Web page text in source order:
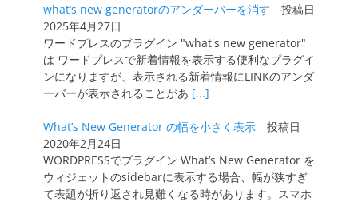
what’s new generatorのアンダーバーを消す
投稿日
2025年4月27日
ワードプレスのプラグイン "what's new generator"
は ワードプレスで新着情報を表示する便利なプラグイ
ンになりますが、表示される新着情報にLINKのアンダ
ーバーが表示されることがあ [...]
What’s New Generator の幅を小さく表示
投稿日
2020年2月24日
WORDPRESSでプラグイン What’s New Generator を
ウィジェットのsidebarに表示する場合、幅が狭すぎ
て表題が折り返され見難くなる時があります。スマホ